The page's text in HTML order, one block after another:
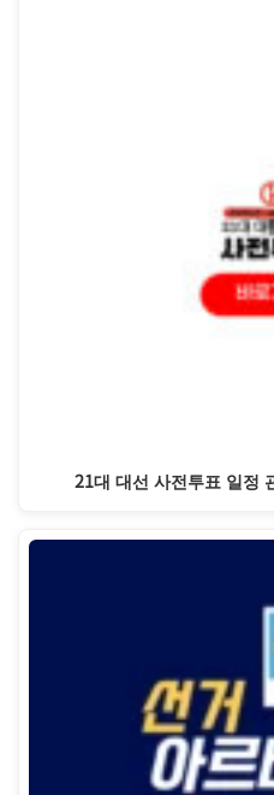
21대 대선 사전투표 일정